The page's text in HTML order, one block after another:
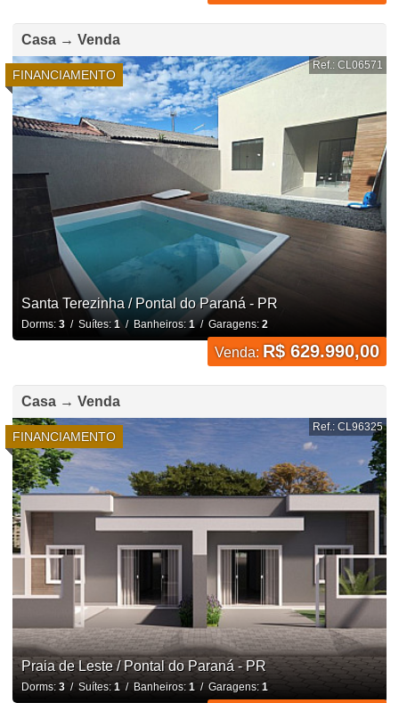
Casa → Venda
FINANCIAMENTO
Ref.: CL06571
Santa Terezinha / Pontal do Paraná - PR
Dorms: 3/ Suítes: 1/ Banheiros: 1/ Garagens: 2
Venda: R$ 629.990,00
Casa → Venda
FINANCIAMENTO
Ref.: CL96325
Praia de Leste / Pontal do Paraná - PR
Dorms: 3/ Suítes: 1/ Banheiros: 1/ Garagens: 1